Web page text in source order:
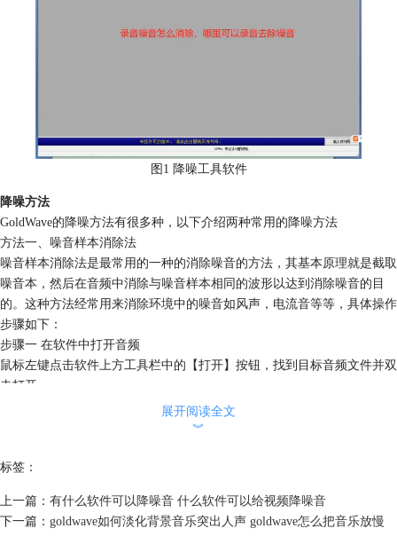
图1 降噪工具软件
降噪方法
GoldWave的降噪方法有很多种，以下介绍两种常用的降噪方法
方法一、噪音样本消除法
噪音样本消除法是最常用的一种的消除噪音的方法，其基本原理就是截取
噪音本，然后在音频中消除与噪音样本相同的波形以达到消除噪音的目
的。这种方法经常用来消除环境中的噪音如风声，电流音等等，具体操作
步骤如下：
步骤一 在软件中打开音频
鼠标左键点击软件上方工具栏中的【打开】按钮，找到目标音频文件并双
击打开。
展开阅读全文
︾
标签：
上一篇： 有什么软件可以降噪音 什么软件可以给视频降噪音
下一篇： goldwave如何淡化背景音乐突出人声 goldwave怎么把音乐放慢